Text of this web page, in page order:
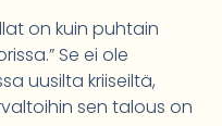
on kuin puhtain
Se ei ole
uusilta kriiseiltä,
sen talous on